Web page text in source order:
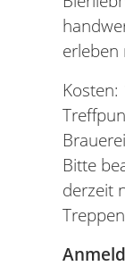
erleben
Brauerei
Bitte
derzeit